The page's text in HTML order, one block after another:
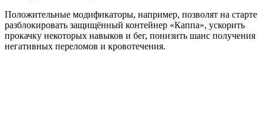
Положительные модификаторы, например, позволят на старте
разблокировать защищённый контейнер «Каппа», ускорить
прокачку некоторых навыков и бег, понизить шанс получения
негативных переломов и кровотечения.